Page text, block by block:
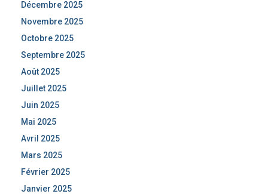
Décembre 2025
Novembre 2025
Octobre 2025
Septembre 2025
Août 2025
Juillet 2025
Juin 2025
Mai 2025
Avril 2025
Mars 2025
Février 2025
Janvier 2025